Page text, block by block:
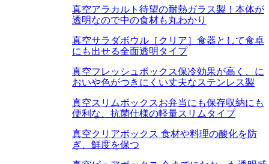
真空アラカルト 待望の耐熱ガラス製！本体が
透明なので中の食材も丸わかり
真空サラダボウル［クリア］ 食器として食卓
にも出せる全面透明タイプ
真空フレッシュボックス保冷効果が高く、に
おいや色がつきにくい丈夫なステンレス製
真空スリムボックスお弁当にも保存収納にも
便利な、抗菌仕様の軽量スリムタイプ
真空クリアボックス 食材や料理の酸化を防
ぎ、鮮度を保つ